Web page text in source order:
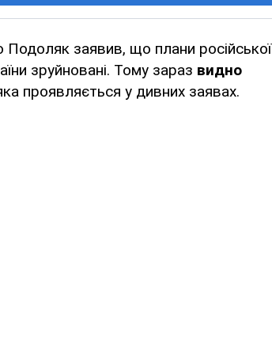
заявив, що плани російської
зруйновані. Тому зараз видно
проявляється у дивних заявах.